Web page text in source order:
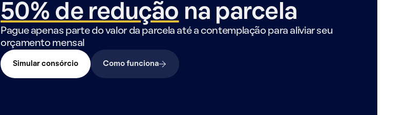
50% de redução na parcela
Pague apenas parte do valor da parcela até a contemplação para aliviar seu
orçamento mensal
Simular consórcio Como funciona